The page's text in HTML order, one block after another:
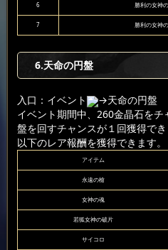
6 勝利の女神
7 勝利の女神
6.天命の円盤
入口：イベント
→天命の円盤
イベント期間中、260金晶石を
盤を回すチャンスが１回獲得で
以下のレア報酬を獲得できます。
アイテム
永遠の槍
女神の魂
若狐女神の破片
サイコロ